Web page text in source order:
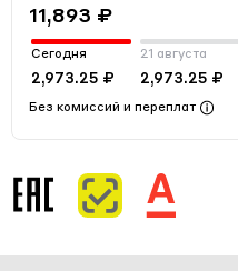
11,893 ₽
Сегодня
2,973.25 ₽
21 августа
2,973.25 ₽
Без комиссий и переплат